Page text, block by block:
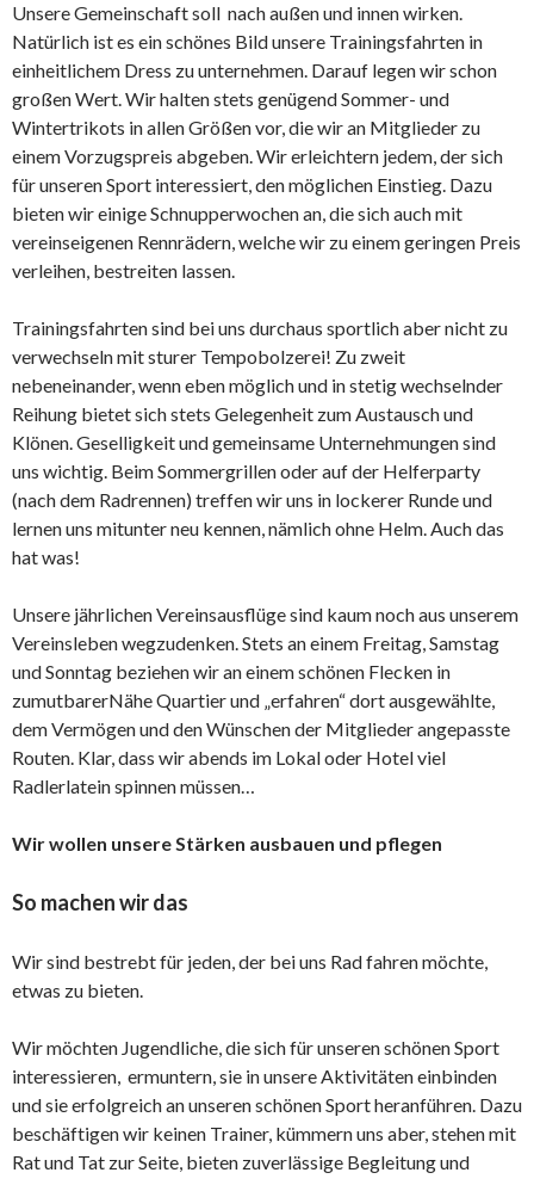
Unsere Gemeinschaft soll nach außen und innen wirken.
Natürlich ist es ein schönes Bild unsere Trainingsfahrten in
einheitlichem Dress zu unternehmen. Darauf legen wir schon
großen Wert. Wir halten stets genügend Sommer- und
Wintertrikots in allen Größen vor, die wir an Mitglieder zu
einem Vorzugspreis abgeben. Wir erleichtern jedem, der sich
für unseren Sport interessiert, den möglichen Einstieg. Dazu
bieten wir einige Schnupperwochen an, die sich auch mit
vereinseigenen Rennrädern, welche wir zu einem geringen Preis
verleihen, bestreiten lassen.
Trainingsfahrten sind bei uns durchaus sportlich aber nicht zu
verwechseln mit sturer Tempobolzerei! Zu zweit
nebeneinander, wenn eben möglich und in stetig wechselnder
Reihung bietet sich stets Gelegenheit zum Austausch und
Klönen. Geselligkeit und gemeinsame Unternehmungen sind
uns wichtig. Beim Sommergrillen oder auf der Helferparty
(nach dem Radrennen) treffen wir uns in lockerer Runde und
lernen uns mitunter neu kennen, nämlich ohne Helm. Auch das
hat was!
Unsere jährlichen Vereinsausflüge sind kaum noch aus unserem
Vereinsleben wegzudenken. Stets an einem Freitag, Samstag
und Sonntag beziehen wir an einem schönen Flecken in
zumutbarerNähe Quartier und „erfahren“ dort ausgewählte,
dem Vermögen und den Wünschen der Mitglieder angepasste
Routen. Klar, dass wir abends im Lokal oder Hotel viel
Radlerlatein spinnen müssen…
Wir wollen unsere Stärken ausbauen und pflegen
So machen wir das
Wir sind bestrebt für jeden, der bei uns Rad fahren möchte,
etwas zu bieten.
Wir möchten Jugendliche, die sich für unseren schönen Sport
interessieren, ermuntern, sie in unsere Aktivitäten einbinden
und sie erfolgreich an unseren schönen Sport heranführen. Dazu
beschäftigen wir keinen Trainer, kümmern uns aber, stehen mit
Rat und Tat zur Seite, bieten zuverlässige Begleitung und